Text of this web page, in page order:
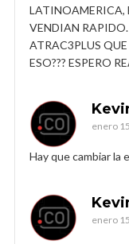
LATINOAMERICA,
VENDIAN RAPIDO.
ATRAC3PLUS
ESO??? ESPERO
enero
Hay que cambiar la
enero